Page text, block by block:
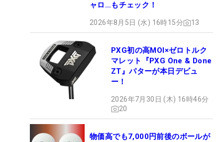
ャロ…もチェック！
2026年8月5日 (水) 16時15分 13
PXG初の高MOI×ゼロトルク
マレット『PXG One & Done
ZT』パターが本日デビュ
ー！
2026年7月30日 (木) 16時46分
20
物価高でも7,000円前後のボールが